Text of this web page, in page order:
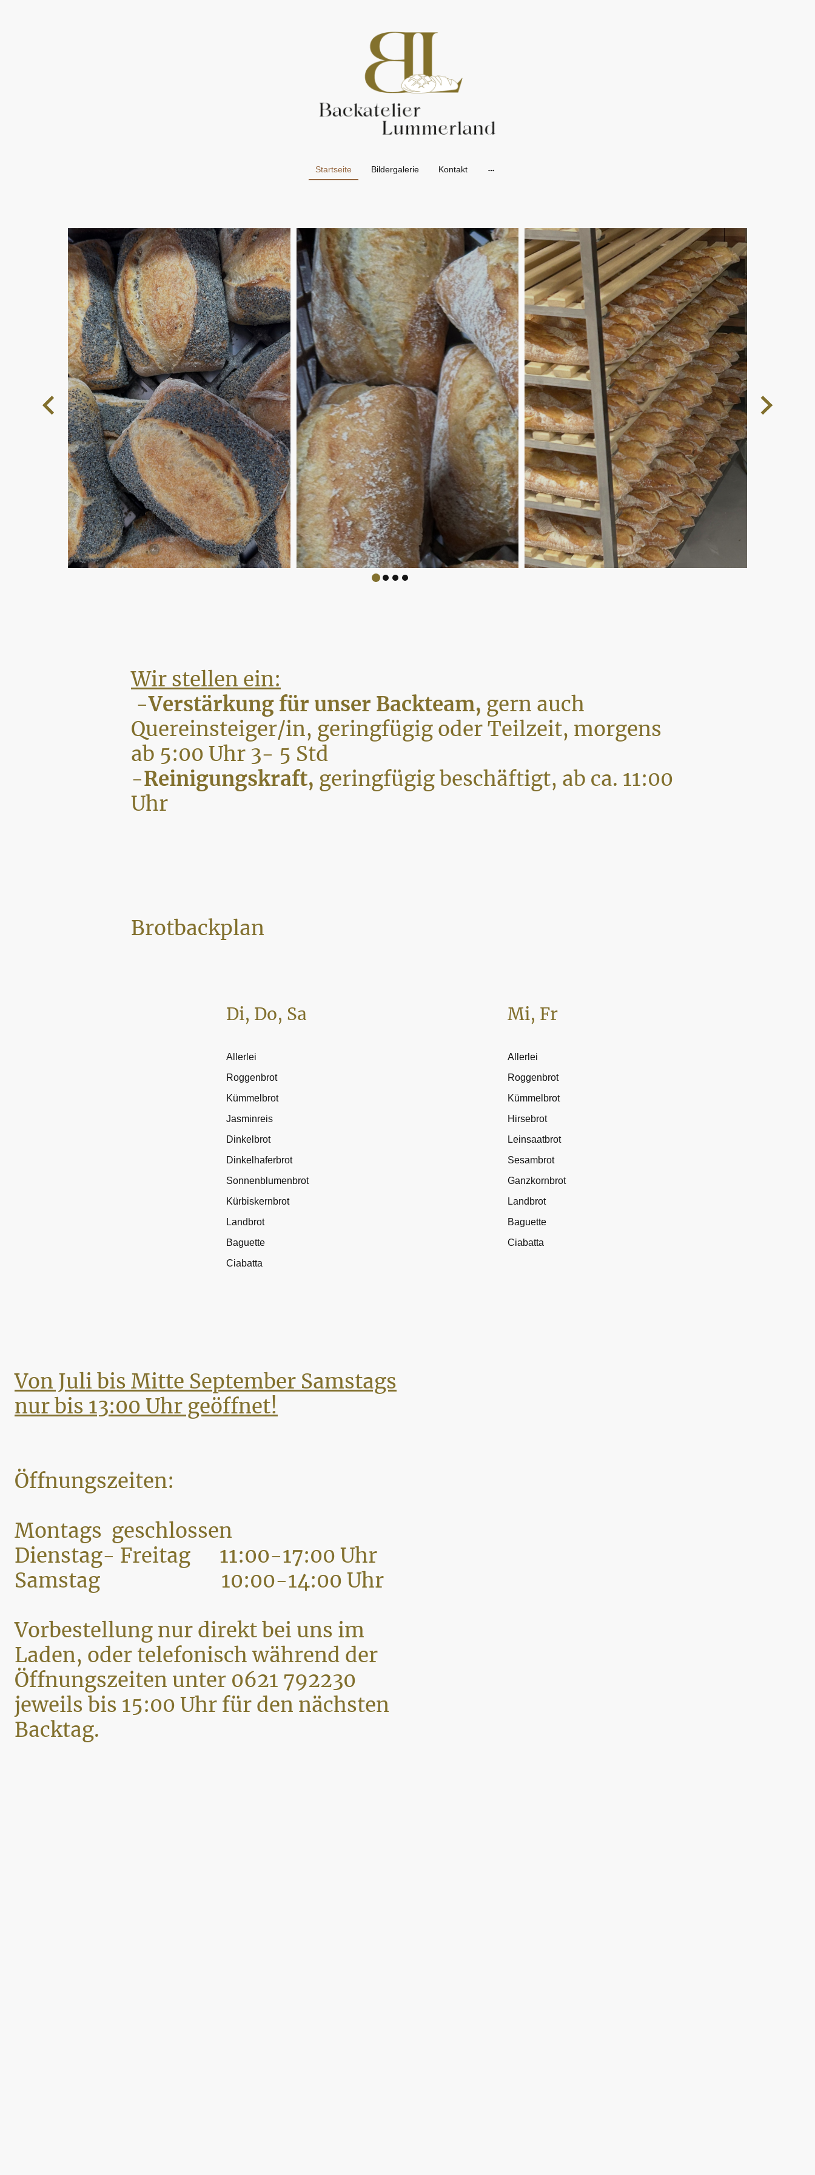
Startseite Bildergalerie Kontakt
Wir stellen ein:
-Verstärkung für unser Backteam, gern auch
Quereinsteiger/in, geringfügig oder Teilzeit, morgens
ab 5:00 Uhr 3- 5 Std
-Reinigungskraft, geringfügig beschäftigt, ab ca. 11:00
Uhr
Brotbackplan
Di, Do, Sa
Allerlei
Roggenbrot
Kümmelbrot
Jasminreis
Dinkelbrot
Dinkelhaferbrot
Sonnenblumenbrot
Kürbiskernbrot
Landbrot
Baguette
Ciabatta
Mi, Fr
Allerlei
Roggenbrot
Kümmelbrot
Hirsebrot
Leinsaatbrot
Sesambrot
Ganzkornbrot
Landbrot
Baguette
Ciabatta
Von Juli bis Mitte September Samstags
nur bis 13:00 Uhr geöffnet!
Öffnungszeiten:
Montags geschlossen
Dienstag- Freitag 11:00-17:00 Uhr
Samstag 10:00-14:00 Uhr
Vorbestellung nur direkt bei uns im
Laden, oder telefonisch während der
Öffnungszeiten unter 0621 792230
jeweils bis 15:00 Uhr für den nächsten
Backtag.